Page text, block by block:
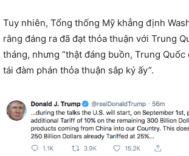
Tuy nhiên, Tổng thống Mỹ khẳng định
rằng đáng ra đã đạt thỏa thuận với Trung
tháng, nhưng “thật đáng buồn, Trung
tái đàm phán thỏa thuận sắp ký ấy”.